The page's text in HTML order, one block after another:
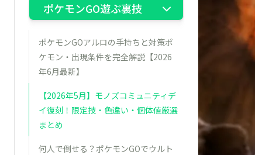
ポケモンGO遊ぶ裏技
ポケモンGOアルロの手持ちと対策ポ
ケモン・出現条件を完全解説【2026
年6月最新】
【2026年5月】モノズコミュニティデ
イ復刻！限定技・色違い・個体値厳選
まとめ
何人で倒せる？ポケモンGOでウルト